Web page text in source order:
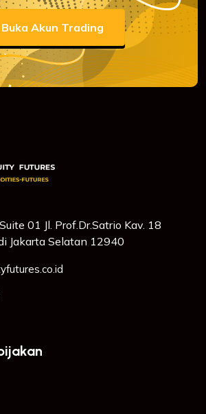
Buka Akun Trading
01 Jl. Prof.Dr.Satrio Kav. 18
Jakarta Selatan 12940